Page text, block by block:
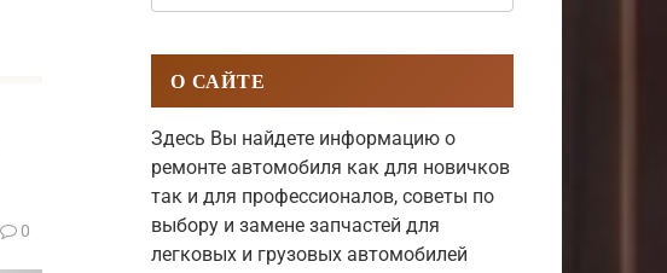
0
О САЙТЕ
Здесь Вы найдете информацию о
ремонте автомобиля как для новичков
так и для профессионалов, советы по
выбору и замене запчастей для
легковых и грузовых автомобилей